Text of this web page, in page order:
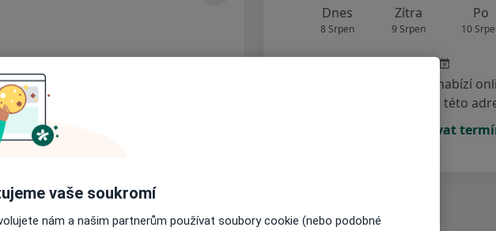
Dnes
8 Srpen
Zítra
9 Srpen
Po
10
Tento specialista nenabízí
termínu na této
Rezervovat
vaše soukromí
nám a našim partnerům používat soubory cookie (nebo podobné